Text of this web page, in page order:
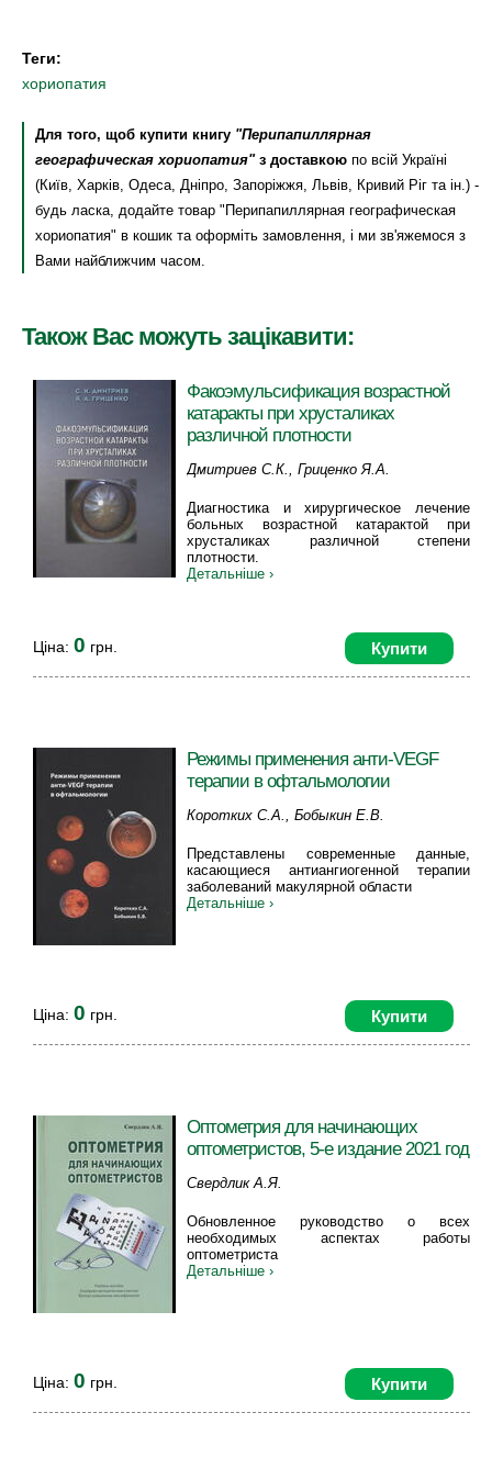
Теги:
хориопатия
Для того, щоб купити книгу "Перипапиллярная
географическая хориопатия"з доставкою по всій Україні
(Київ, Харків, Одеса, Дніпро, Запоріжжя, Львів, Кривий Ріг та ін.) -
будь ласка, додайте товар "Перипапиллярная географическая
хориопатия" в кошик та оформіть замовлення, і ми зв'яжемося з
Вами найближчим часом.
Також Вас можуть зацікавити:
Факоэмульсификация возрастной
катаракты при хрусталиках
различной плотности
Дмитриев C.К., Гриценко Я.А.
Диагностика и хирургическое лечение
больных возрастной катарактой при
хрусталиках различной степени
плотности.
Детальніше ›
Купити
Ціна: 0 грн.
Режимы применения анти-VEGF
терапии в офтальмологии
Коротких С.А., Бобыкин Е.В.
Представлены современные данные,
касающиеся антиангиогенной терапии
заболеваний макулярной области
Детальніше ›
Купити
Ціна: 0 грн.
Оптометрия для начинающих
оптометристов, 5-е издание 2021 год
Свердлик А.Я.
Обновленное руководство о всех
необходимых аспектах работы
оптометриста
Детальніше ›
Купити
Ціна: 0 грн.